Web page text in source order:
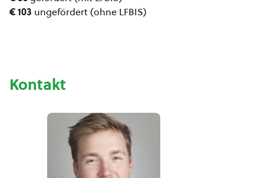
€ 103 ungefördert (ohne LFBIS)
Kontakt